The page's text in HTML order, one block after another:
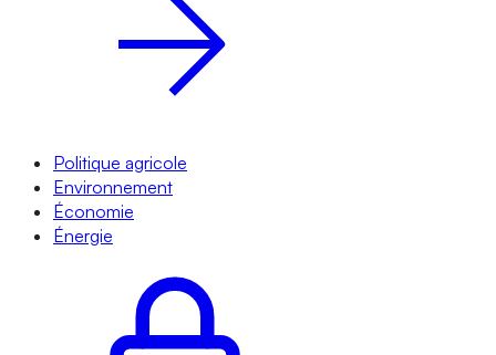
Politique agricole
Environnement
Économie
Énergie